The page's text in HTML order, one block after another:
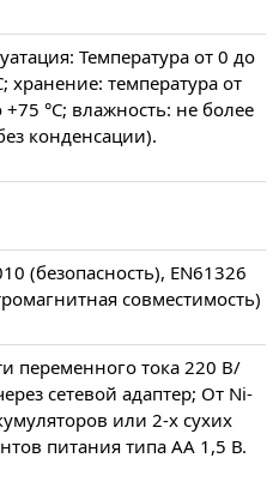
Температура от 0 до
хранение: температура от
+75 °С; влажность: не более
конденсации).
(безопасность), EN61326
совместимость)
переменного тока 220 В/
сетевой адаптер; От Ni-
или 2-х сухих
питания типа АА 1,5 В.